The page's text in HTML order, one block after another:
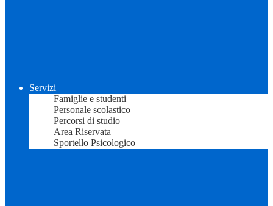
Servizi
Famiglie e studenti
Personale scolastico
Percorsi di studio
Area Riservata
Sportello Psicologico